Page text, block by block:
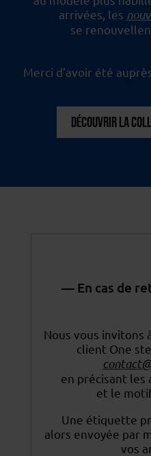
arrivées, les
se
Merci d’avoir été
DÉCOUVRIR LA
— En cas de
Nous vous invitons
client One
en précisant
et le
Une étiquette
alors envoyée par
vos